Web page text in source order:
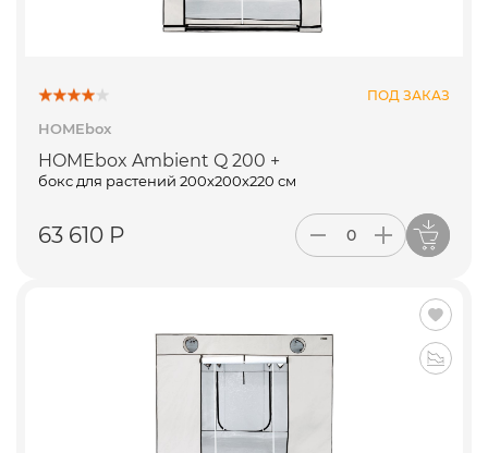
ПОД ЗАКАЗ
HOMEbox
HOMEbox Ambient Q 200 +
бокс для растений 200х200х220 см
63 610 Р